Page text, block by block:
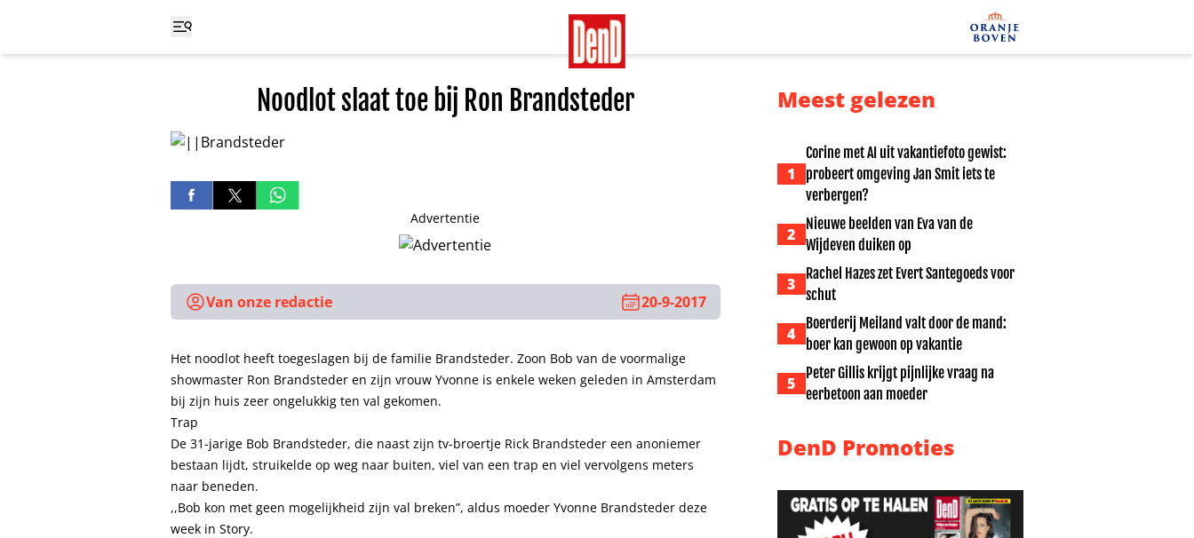
Noodlot slaat toe bij Ron Brandsteder
Advertentie
Van onze redactie 20-9-2017
Het noodlot heeft toegeslagen bij de familie Brandsteder. Zoon Bob van de voormalige
showmaster Ron Brandsteder en zijn vrouw Yvonne is enkele weken geleden in Amsterdam
bij zijn huis zeer ongelukkig ten val gekomen.
Trap
De 31-jarige Bob Brandsteder, die naast zijn tv-broertje Rick Brandsteder een anoniemer
bestaan lijdt, struikelde op weg naar buiten, viel van een trap en viel vervolgens meters
naar beneden.
,,Bob kon met geen mogelijkheid zijn val breken”, aldus moeder Yvonne Brandsteder deze
week in Story.
Meest gelezen
1
Corine met AI uit vakantiefoto gewist:
probeert omgeving Jan Smit iets te
verbergen?
2
Nieuwe beelden van Eva van de
Wijdeven duiken op
3
Rachel Hazes zet Evert Santegoeds voor
schut
4
Boerderij Meiland valt door de mand:
boer kan gewoon op vakantie
5
Peter Gillis krijgt pijnlijke vraag na
eerbetoon aan moeder
DenD Promoties